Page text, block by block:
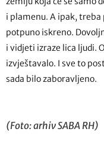
i plamenu. A ipak,
potpuno iskreno.
i vidjeti izraze lica ljudi.
izvještavalo. I sve to
sada bilo zaboravljeno.
(Foto: arhiv SABA RH)